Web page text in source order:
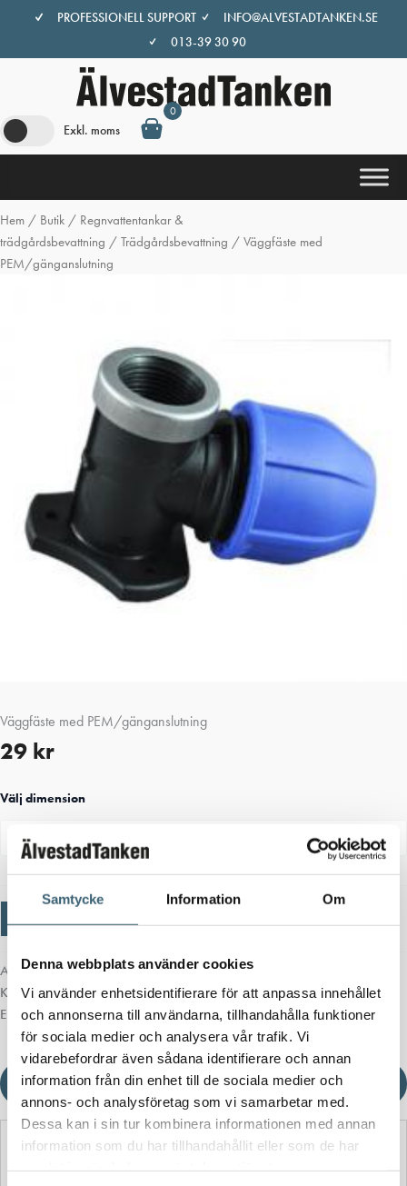
Samtycke Information Om
Denna webbplats använder cookies
Vi använder enhetsidentifierare för att anpassa innehållet
och annonserna till användarna, tillhandahålla funktioner
för sociala medier och analysera vår trafik. Vi
vidarebefordrar även sådana identifierare och annan
information från din enhet till de sociala medier och
annons- och analysföretag som vi samarbetar med.
Dessa kan i sin tur kombinera informationen med annan
information som du har tillhandahållit eller som de har
innehåll
PROFESSIONELL SUPPORT
INFO@ALVESTADTANKEN.SE
013-39 30 90
Exkl. moms
0
Hem / Butik / Regnvattentankar &
trädgårdsbevattning / Trädgårdsbevattning / Väggfäste med
PEM/gänganslutning
Väggfäste med PEM/gänganslutning
29 kr
Välj dimension
-
Väggfäste
med
mängd
+
Artikelnr:N/A
Kategorier:Regnvattentankar & trädgårdsbevattning,Trädgårdsbevattning
Etiketter:bevattning,trädgårdsanslutning, väggfäste
Ladda ner produktblad
Detaljerad beskrivning